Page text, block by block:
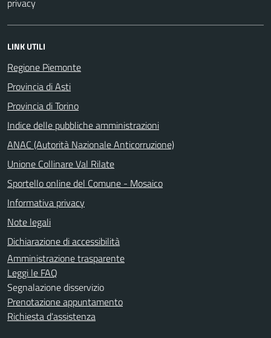
LINK UTILI
Regione Piemonte
Provincia di Asti
Provincia di Torino
Indice delle pubbliche amministrazioni
ANAC (Autorità Nazionale Anticorruzione)
Unione Collinare Val Rilate
Sportello online del Comune - Mosaico
Informativa privacy
Note legali
Dichiarazione di accessibilità
Amministrazione trasparente
Leggi le FAQ
Segnalazione disservizio
Prenotazione appuntamento
Richiesta d'assistenza